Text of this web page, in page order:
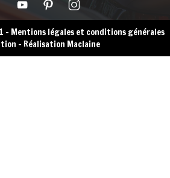
- Mentions légales et conditions générales
- Réalisation Maclaine